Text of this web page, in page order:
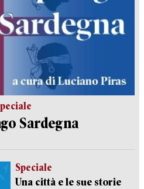
Sardegna
Speciale
Una città e le sue storie